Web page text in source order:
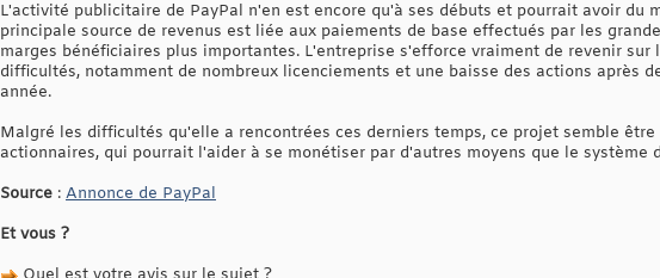
L'activité publicitaire de PayPal n'en est encore qu'à ses débuts et pourrait avoir du
principale source de revenus est liée aux paiements de base effectués par les
marges bénéficiaires plus importantes. L'entreprise s'efforce vraiment de revenir
difficultés, notamment de nombreux licenciements et une baisse des actions après
année.
Malgré les difficultés qu'elle a rencontrées ces derniers temps, ce projet semble
actionnaires, qui pourrait l'aider à se monétiser par d'autres moyens que le système
Source : Annonce de PayPal
Et vous ?